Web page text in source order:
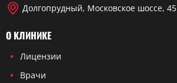
Долгопрудный, Московское шоссе, 45
О КЛИНИКЕ
Лицензии
Врачи